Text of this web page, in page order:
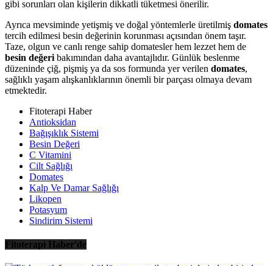
gibi sorunları olan kişilerin dikkatli tüketmesi önerilir.
Ayrıca mevsiminde yetişmiş ve doğal yöntemlerle üretilmiş domates
tercih edilmesi besin değerinin korunması açısından önem taşır.
Taze, olgun ve canlı renge sahip domatesler hem lezzet hem de
besin değeri bakımından daha avantajlıdır. Günlük beslenme
düzeninde çiğ, pişmiş ya da sos formunda yer verilen domates,
sağlıklı yaşam alışkanlıklarının önemli bir parçası olmaya devam
etmektedir.
Fitoterapi Haber
Antioksidan
Bağışıklık Sistemi
Besin Değeri
C Vitamini
Cilt Sağlığı
Domates
Kalp Ve Damar Sağlığı
Likopen
Potasyum
Sindirim Sistemi
Fitoterapi Haber'de